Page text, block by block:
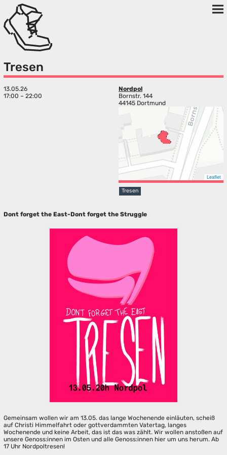
Tresen
13.05.26
17:00 – 22:00
Nordpol
Bornstr. 144
44145 Dortmund
Leaflet
Tresen
Dont forget the East-Dont forget the Struggle
Gemeinsam wollen wir am 13.05. das lange Wochenende einläuten, scheiß
auf Christi Himmelfahrt oder gottverdammten Vatertag, langes
Wochenende und keine Arbeit, das ist das was zählt. Wir wollen anstoßen auf
unsere Genoss:innen im Osten und alle Genoss:innen hier um uns herum. Ab
17 Uhr Nordpoltresen!